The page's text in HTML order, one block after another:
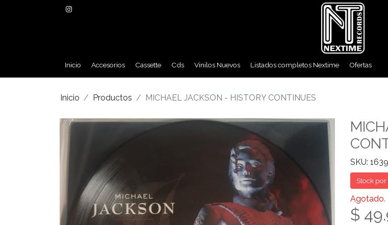
Inicio Accesorios Cassette Cds Vinilos Nuevos Listados completos Nextime Ofertas
Inicio Productos MICHAEL JACKSON - HISTORY CONTINUES
SKU:
Stock
Agotado.
$